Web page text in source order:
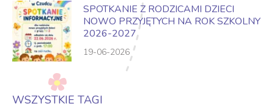
SPOTKANIE Z RODZICAMI DZIECI
NOWO PRZYJĘTYCH NA ROK SZKOLNY
2026-2027
19-06-2026
WSZYSTKIE TAGI